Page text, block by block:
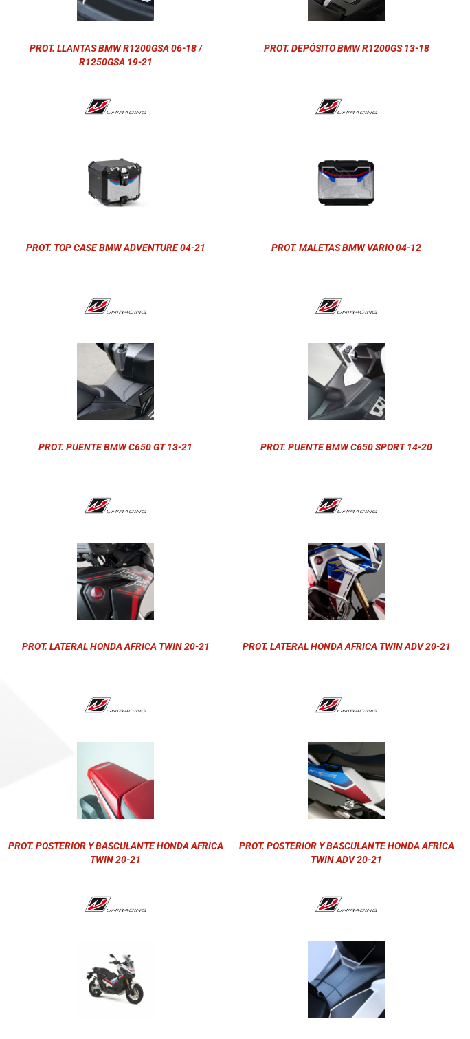
PROT. LLANTAS BMW R1200GSA 06-18 /
R1250GSA 19-21
PROT. DEPÓSITO BMW R1200GS 13-18
PROT. TOP CASE BMW ADVENTURE 04-21 PROT. MALETAS BMW VARIO 04-12
PROT. PUENTE BMW C650 GT 13-21 PROT. PUENTE BMW C650 SPORT 14-20
PROT. LATERAL HONDA AFRICA TWIN 20-21 PROT. LATERAL HONDA AFRICA TWIN ADV 20-21
PROT. POSTERIOR Y BASCULANTE HONDA AFRICA
TWIN 20-21
PROT. POSTERIOR Y BASCULANTE HONDA AFRICA
TWIN ADV 20-21